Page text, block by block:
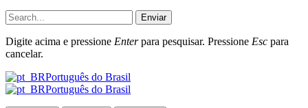
Enviar
Digite acima e pressione Enterpara pesquisar. Pressione Esc para
cancelar.
Português do Brasil
Português do Brasil